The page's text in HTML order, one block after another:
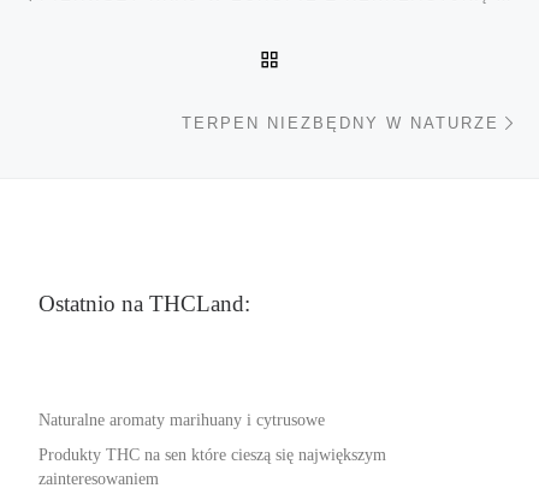
TERPEN NIEZBĘDNY W NATURZE
Ostatnio na THCLand:
Naturalne aromaty marihuany i cytrusowe
Produkty THC na sen które cieszą się największym
zainteresowaniem